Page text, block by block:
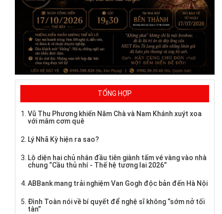
TỔNG HỢP
Vũ Thu Phương khiến Năm Chà và Nam Khánh xuýt xoa
với mâm cơm quê
Lý Nhã Kỳ hiện ra sao?
Lộ diện hai chủ nhân đầu tiên giành tấm vé vàng vào nhà
chung “Cầu thủ nhí - Thế hệ tương lai 2026”
ABBank mang trải nghiệm Van Gogh độc bản đến Hà Nội
Đình Toàn nói về bí quyết để nghệ sĩ không “sớm nở tối
tàn”